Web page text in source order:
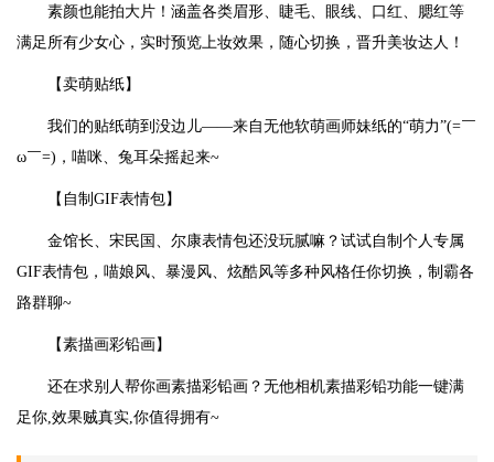
素颜也能拍大片！涵盖各类眉形、睫毛、眼线、口红、腮红等
满足所有少女心，实时预览上妆效果，随心切换，晋升美妆达人！
【卖萌贴纸】
我们的贴纸萌到没边儿——来自无他软萌画师妹纸的“萌力”(=￣
ω￣=)，喵咪、兔耳朵摇起来~
【自制GIF表情包】
金馆长、宋民国、尔康表情包还没玩腻嘛？试试自制个人专属
GIF表情包，喵娘风、暴漫风、炫酷风等多种风格任你切换，制霸各
路群聊~
【素描画彩铅画】
还在求别人帮你画素描彩铅画？无他相机素描彩铅功能一键满
足你,效果贼真实,你值得拥有~